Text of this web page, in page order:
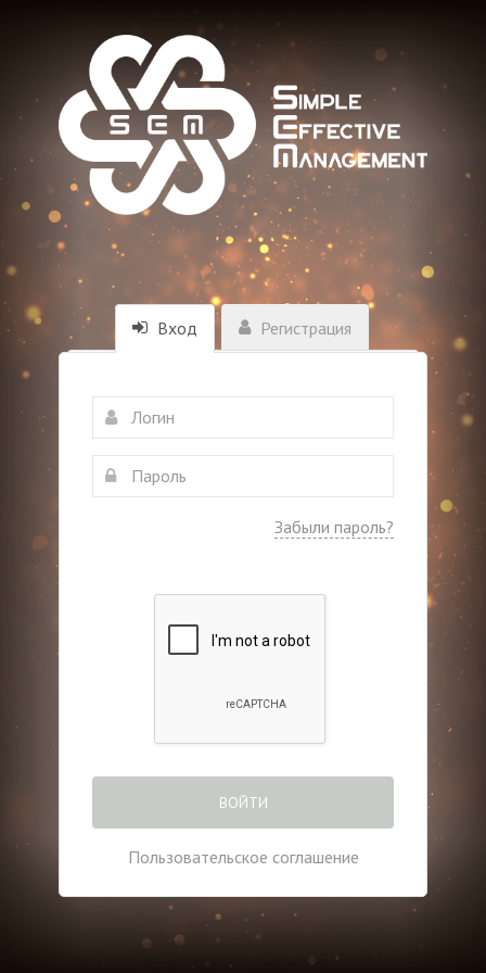
Вход Регистрация
Забыли пароль?
ВОЙТИ
Пользовательское соглашение